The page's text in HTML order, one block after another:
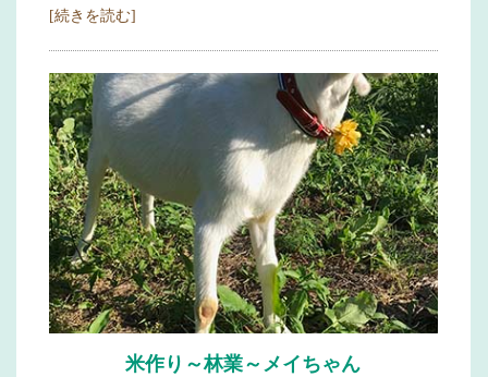
[続きを読む]
米作り～林業～メイちゃん